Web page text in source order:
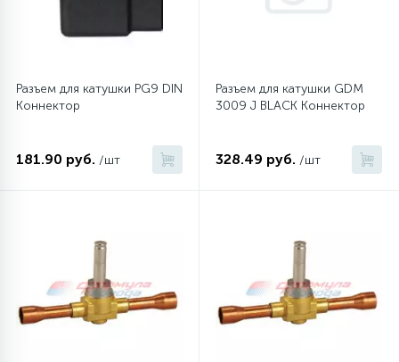
Смазки
Стекла люка
15
Таходатчики
Разъем для катушки PG9 DIN
Коннектор
181.90 руб. /шт
Разъем для катушки GDM
3009 J BLACK Коннектор
328.49 руб. /шт